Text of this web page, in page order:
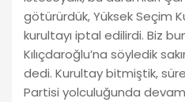
götürürdük, Yüksek Seçim
kurultayı iptal edilirdi. Biz
Kılıçdaroğlu’na söyledik
dedi. Kurultay bitmiştik,
Partisi yolculuğunda